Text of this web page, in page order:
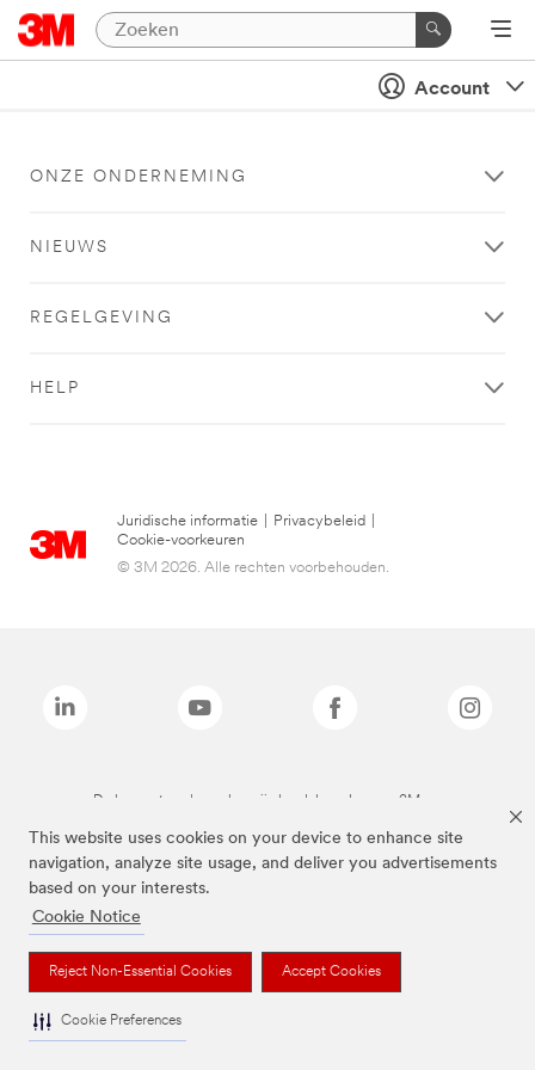
This website uses cookies on your device to enhance site
navigation, analyze site usage, and deliver you advertisements
based on your interests.
Cookie Notice
Reject Non-Essential Cookies Accept Cookies
Cookie Preferences
Account
ONZE ONDERNEMING
NIEUWS
REGELGEVING
HELP
Juridische informatie Privacybeleid
Cookie-voorkeuren
© 3M 2026. Alle rechten voorbehouden.
De bovenstaande merken zijn handelsmerken van 3M.we